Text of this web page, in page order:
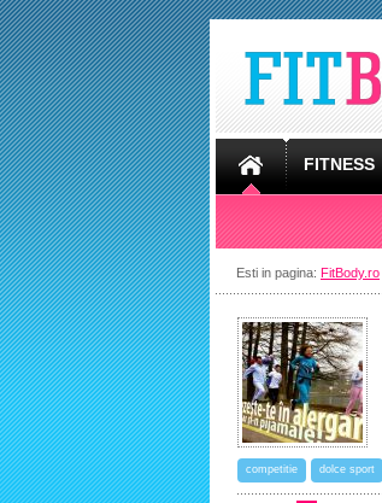
FITNESS
Esti in pagina: FitBody.ro
competitie dolce sport